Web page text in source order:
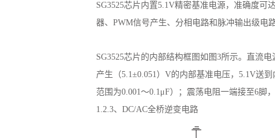
SG3525芯片内置5.1V精密基准电源，准确度
器、PWM信号产生、分相电路和脉冲输出级电路
SG3525芯片的内部结构框图如图3所示。直流
产生（5.1±0.051）V的内部基准电压，5.1V送
范围为0.001～0.1μF）；震荡电阻一端接至6脚
1.2.3、DC/AC全桥逆变电路